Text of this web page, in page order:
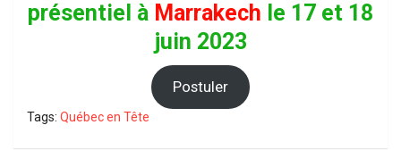
présentiel à Marrakech le 17 et 18
juin 2023
Postuler
Tags: Québec en Tête